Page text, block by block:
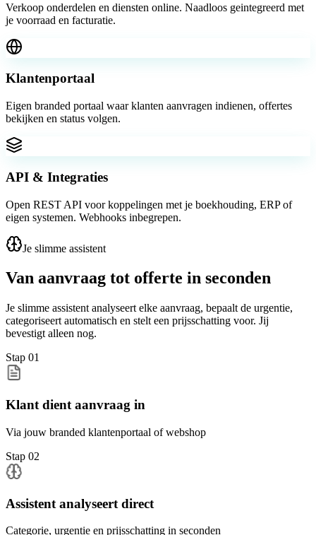
Verkoop onderdelen en diensten online. Naadloos geintegreerd met
je voorraad en facturatie.
Klantenportaal
Eigen branded portaal waar klanten aanvragen indienen, offertes
bekijken en status volgen.
API & Integraties
Open REST API voor koppelingen met je boekhouding, ERP of
eigen systemen. Webhooks inbegrepen.
Je slimme assistent
Van aanvraag tot offerte in seconden
Je slimme assistent analyseert elke aanvraag, bepaalt de urgentie,
categoriseert automatisch en stelt een prijsschatting voor. Jij
bevestigt alleen nog.
Stap 01
Klant dient aanvraag in
Via jouw branded klantenportaal of webshop
Stap 02
Assistent analyseert direct
Categorie, urgentie en prijsschatting in seconden